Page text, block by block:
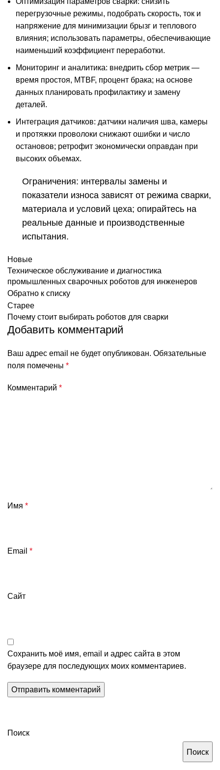
перегрузочные режимы, подобрать скорость, ток и
напряжение для минимизации брызг и теплового
влияния; использовать параметры, обеспечивающие
наименьший коэффициент переработки.
Мониторинг и аналитика: внедрить сбор метрик —
время простоя, MTBF, процент брака; на основе
данных планировать профилактику и замену
деталей.
Интеграция датчиков: датчики наличия шва, камеры
и протяжки проволоки снижают ошибки и число
остановов; ретрофит экономически оправдан при
высоких объемах.
Ограничения: интервалы замены и
показатели износа зависят от режима сварки,
материала и условий цеха; опирайтесь на
реальные данные и производственные
испытания.
Новые
Техническое обслуживание и диагностика
промышленных сварочных роботов для инженеров
Обратно к списку
Старее
Почему стоит выбирать роботов для сварки
Добавить комментарий
Ваш адрес email не будет опубликован. Обязательные
поля помечены *
Комментарий *
Имя *
Email *
Сайт
Сохранить моё имя, email и адрес сайта в этом
браузере для последующих моих комментариев.
Поиск
Поиск